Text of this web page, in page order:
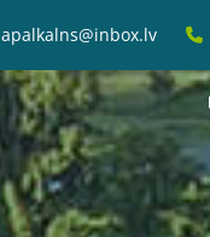
apalkalns@inbox.lv 